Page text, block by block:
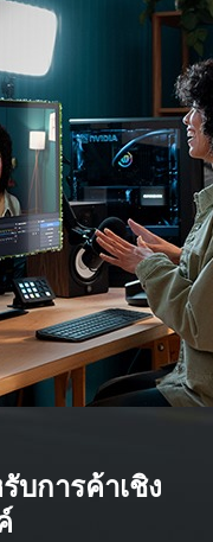
บการค้าเชิง